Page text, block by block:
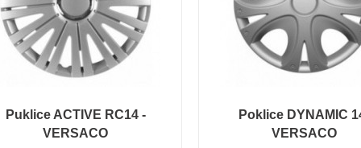
Puklice ACTIVE RC14 -
VERSACO
Poklice DYNAMIC
VERSACO